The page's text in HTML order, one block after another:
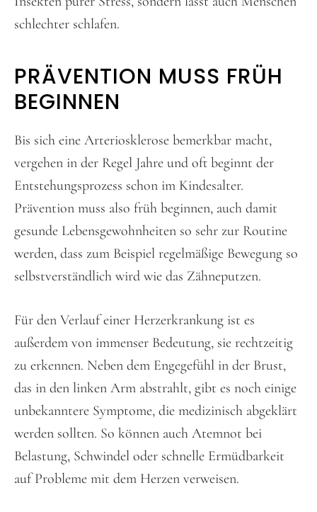
schlechter schlafen.
PRÄVENTION MUSS FRÜH
BEGINNEN
Bis sich eine Arteriosklerose bemerkbar macht,
vergehen in der Regel Jahre und oft beginnt der
Entstehungsprozess schon im Kindesalter.
Prävention muss also früh beginnen, auch damit
gesunde Lebensgewohnheiten so sehr zur Routine
werden, dass zum Beispiel regelmäßige Bewegung so
selbstverständlich wird wie das Zähneputzen.
Für den Verlauf einer Herzerkrankung ist es
außerdem von immenser Bedeutung, sie rechtzeitig
zu erkennen. Neben dem Engegefühl in der Brust,
das in den linken Arm abstrahlt, gibt es noch einige
unbekanntere Symptome, die medizinisch abgeklärt
werden sollten. So können auch Atemnot bei
Belastung, Schwindel oder schnelle Ermüdbarkeit
auf Probleme mit dem Herzen verweisen.